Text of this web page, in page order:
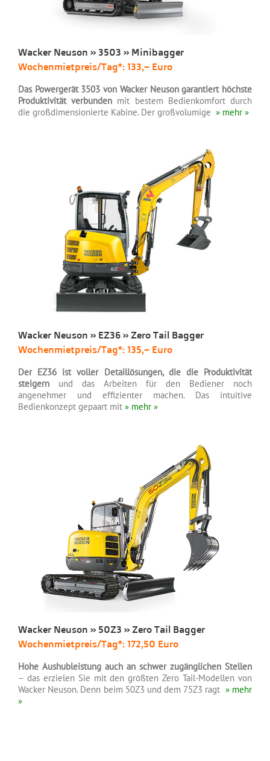
Wacker Neuson » 3503 » Minibagger
Wochenmietpreis/Tag*: 133,– Euro
Das Powergerät 3503 von Wacker Neuson garantiert höchste
Produktivität verbunden mit bestem Bedienkomfort durch
die großdimensionierte Kabine. Der großvolumige » mehr »
Wacker Neuson » EZ36 » Zero Tail Bagger
Wochenmietpreis/Tag*: 135,– Euro
Der EZ36 ist voller Detaillösungen, die die Produktivität
steigern und das Arbeiten für den Bediener noch
angenehmer und effizienter machen. Das intuitive
Bedienkonzept gepaart mit » mehr »
Wacker Neuson » 50Z3 » Zero Tail Bagger
Wochenmietpreis/Tag*: 172,50 Euro
Hohe Aushubleistung auch an schwer zugänglichen Stellen
– das erzielen Sie mit den größten Zero Tail-Modellen von
Wacker Neuson. Denn beim 50Z3 und dem 75Z3 ragt » mehr
»